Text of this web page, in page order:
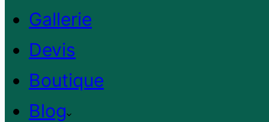
Gallerie
Devis
Boutique
Blog